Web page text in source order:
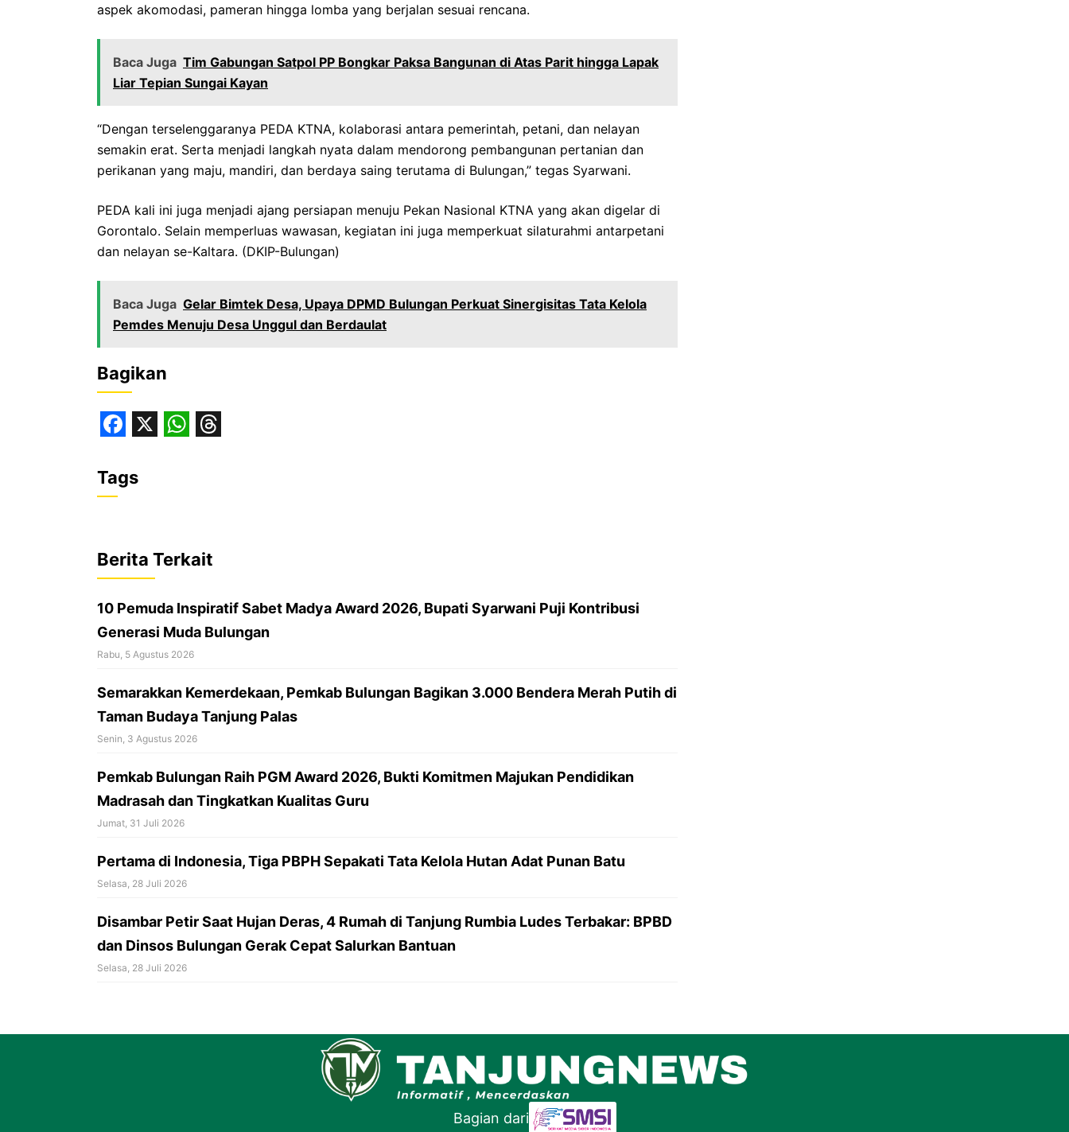
aspek akomodasi, pameran hingga lomba yang berjalan sesuai rencana.
Baca Juga ‎Tim Gabungan Satpol PP Bongkar Paksa Bangunan di Atas Parit hingga Lapak
Liar Tepian Sungai Kayan‎
“Dengan terselenggaranya PEDA KTNA, kolaborasi antara pemerintah, petani, dan nelayan
semakin erat. Serta menjadi langkah nyata dalam mendorong pembangunan pertanian dan
perikanan yang maju, mandiri, dan berdaya saing terutama di Bulungan,” tegas Syarwani.
PEDA kali ini juga menjadi ajang persiapan menuju Pekan Nasional KTNA yang akan digelar di
Gorontalo. Selain memperluas wawasan, kegiatan ini juga memperkuat silaturahmi antarpetani
dan nelayan se-Kaltara. (DKIP-Bulungan)
Baca Juga Gelar Bimtek Desa, Upaya DPMD Bulungan Perkuat Sinergisitas Tata Kelola
Pemdes Menuju Desa Unggul dan Berdaulat
Bagikan
a
c
b
o
o
k
s
A
p
p
a
d
s
Tags
Berita Terkait
10 Pemuda Inspiratif Sabet Madya Award 2026, Bupati Syarwani Puji Kontribusi
Generasi Muda Bulungan
Rabu, 5 Agustus 2026
Semarakkan Kemerdekaan, Pemkab Bulungan Bagikan 3.000 Bendera Merah Putih di
Taman Budaya Tanjung Palas
Senin, 3 Agustus 2026
Pemkab Bulungan Raih PGM Award 2026, Bukti Komitmen Majukan Pendidikan
Madrasah dan Tingkatkan Kualitas Guru
Jumat, 31 Juli 2026
Pertama di Indonesia, Tiga PBPH Sepakati Tata Kelola Hutan Adat Punan Batu
Selasa, 28 Juli 2026
Disambar Petir Saat Hujan Deras, 4 Rumah di Tanjung Rumbia Ludes Terbakar: BPBD
dan Dinsos Bulungan Gerak Cepat Salurkan Bantuan
Selasa, 28 Juli 2026
Bagian dari